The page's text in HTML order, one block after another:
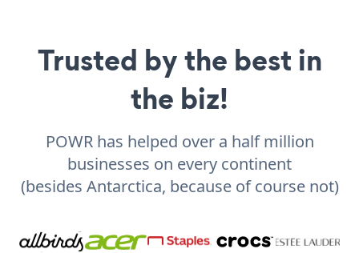
Trusted by the best in
the biz!
POWR has helped over a half million
businesses on every continent
(besides Antarctica, because of course not)